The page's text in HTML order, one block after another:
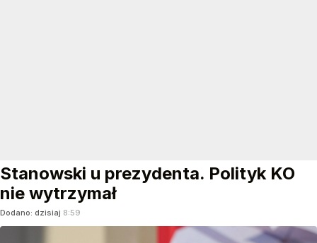
Stanowski u prezydenta. Polityk KO
nie wytrzymał
Dodano: dzisiaj 8:59